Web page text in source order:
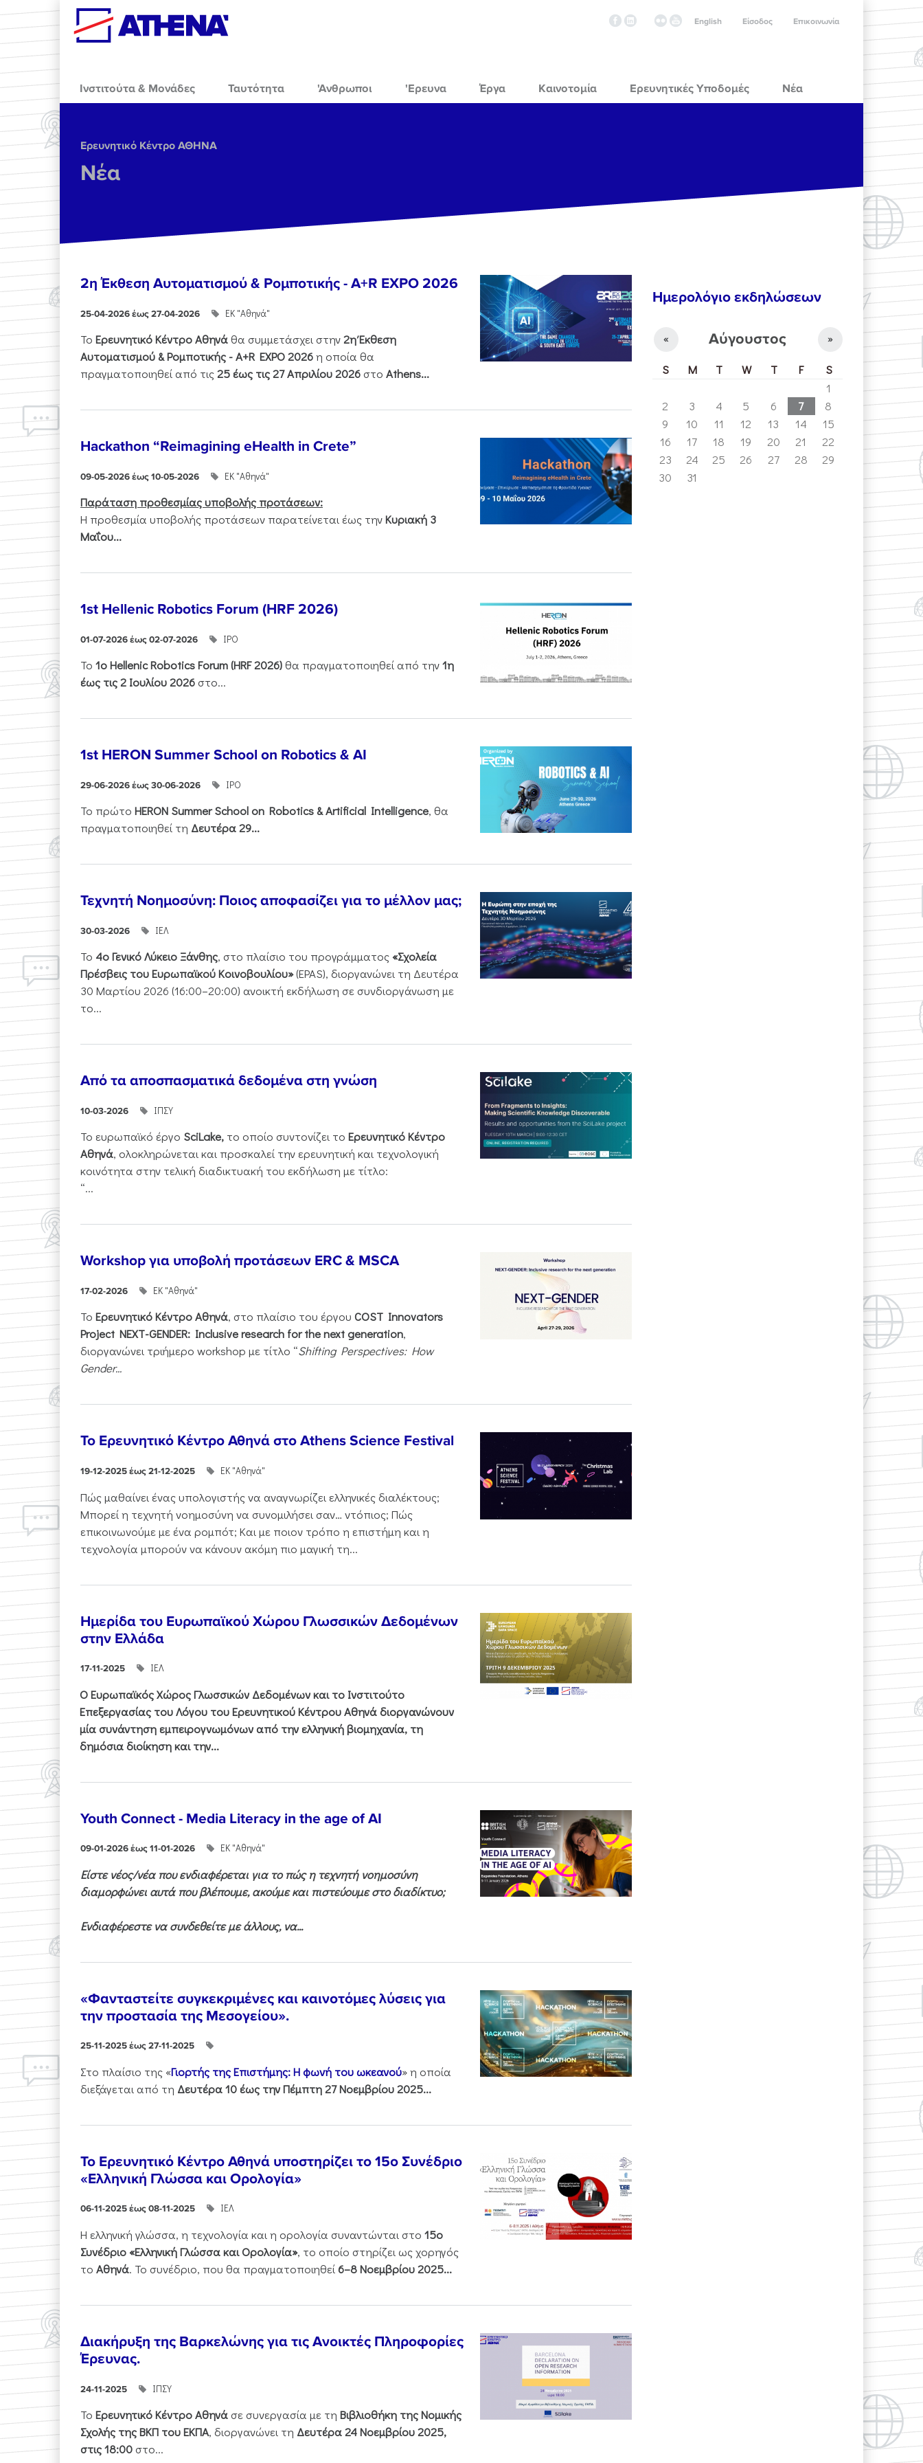
Skip to main content
Επικοινωνία
Είσοδος
English
Ινστιτούτα & Μονάδες Ταυτότητα 'Ανθρωποι 'Ερευνα Έργα Καινοτομία Ερευνητικές Υποδομές Νέα
Ερευνητικό Κέντρο ΑΘΗΝΑ
Νέα
2η Έκθεση Αυτοματισμού & Ρομποτικής - A+R EXPO 2026
25-04-2026 έως 27-04-2026 ΕΚ "Αθηνά"
Το Ερευνητικό Κέντρο Αθηνάθα συμμετάσχει στην2η Έκθεση
Αυτοματισμού & Ρομποτικής - Α+R EXPO 2026η οποία θα
πραγματοποιηθεί από τις25 έως τις 27 Απριλίου 2026 στο Athens...
Hackathon “Reimagining eHealth in Crete”
09-05-2026 έως 10-05-2026 ΕΚ "Αθηνά"
Παράταση προθεσμίας υποβολής προτάσεων:
Η προθεσμία υποβολής προτάσεων παρατείνεται έως τηνΚυριακή 3
Μαΐου...
1st Hellenic Robotics Forum (HRF 2026)
01-07-2026 έως 02-07-2026 ΙΡΟ
Το 1οHellenicRoboticsForum(HRF2026)θα πραγματοποιηθεί από την1η
έως τις 2 Ιουλίου 2026 στο...
1st HERON Summer School on Robotics & AI
29-06-2026 έως 30-06-2026 ΙΡΟ
Το πρώτο HERON SummerSchoolon Robotics &Artificial Intelligence, θα
πραγματοποιηθεί τη Δευτέρα 29...
Τεχνητή Νοημοσύνη: Ποιος αποφασίζει για το μέλλον μας;
30-03-2026 ΙΕΛ
Το 4ο Γενικό Λύκειο Ξάνθης, στο πλαίσιο του προγράμματος«Σχολεία
Πρέσβεις του Ευρωπαϊκού Κοινοβουλίου»(EPAS), διοργανώνει τη Δευτέρα
30 Μαρτίου 2026 (16:00–20:00) ανοικτή εκδήλωση σε συνδιοργάνωση με
το...
Από τα αποσπασματικά δεδομένα στη γνώση
10-03-2026 ΙΠΣΥ
Το ευρωπαϊκό έργο SciLake, το οποίο συντονίζει το Ερευνητικό Κέντρο
Αθηνά, ολοκληρώνεται και προσκαλεί την ερευνητική και τεχνολογική
κοινότητα στην τελική διαδικτυακή του εκδήλωση με τίτλο:
“...
Workshop για υποβολή προτάσεων ERC & MSCA
17-02-2026 ΕΚ "Αθηνά"
Το Ερευνητικό Κέντρο Αθηνά, στο πλαίσιο του έργου COST Innovators
Project NEXT-GENDER: Inclusive research for the next generation,
διοργανώνει τριήμερο workshop με τίτλο “Shifting Perspectives: How
Gender...
Το Ερευνητικό Κέντρο Αθηνά στο Athens Science Festival
19-12-2025 έως 21-12-2025 ΕΚ "Αθηνά"
Πώς μαθαίνει ένας υπολογιστής να αναγνωρίζει ελληνικές διαλέκτους;
Μπορεί η τεχνητή νοημοσύνη να συνομιλήσει σαν… ντόπιος; Πώς
επικοινωνούμε με ένα ρομπότ; Και με ποιον τρόπο η επιστήμη και η
τεχνολογία μπορούν να κάνουν ακόμη πιο μαγική τη...
Ημερίδα του Ευρωπαϊκού Χώρου Γλωσσικών Δεδομένων
στην Ελλάδα
17-11-2025 ΙΕΛ
Ο Ευρωπαϊκός Χώρος Γλωσσικών Δεδομένων και το Ινστιτούτο
Επεξεργασίας του Λόγου του Ερευνητικού Κέντρου Αθηνά διοργανώνουν
μία συνάντηση εμπειρογνωμόνων από την ελληνική βιομηχανία, τη
δημόσια διοίκηση και την...
Youth Connect - Media Literacy in the age of AI
09-01-2026 έως 11-01-2026 ΕΚ "Αθηνά"
Είστε νέος/νέα που ενδιαφέρεται για το πώς η τεχνητή νοημοσύνη
διαμορφώνει αυτά που βλέπουμε, ακούμε και πιστεύουμε στο διαδίκτυο;
Ενδιαφέρεστε να συνδεθείτε με άλλους, να...
«Φανταστείτε συγκεκριμένες και καινοτόμες λύσεις για
την προστασία της Μεσογείου».
25-11-2025 έως 27-11-2025
Στo πλαίσιo της «Γιορτής της Επιστήμης: Η φωνή του ωκεανού» η οποία
διεξάγεται από τη Δευτέρα 10 έως την Πέμπτη 27 Νοεμβρίου 2025...
Το Ερευνητικό Κέντρο Αθηνά υποστηρίζει το 15ο Συνέδριο
«Ελληνική Γλώσσα και Ορολογία»
06-11-2025 έως 08-11-2025 ΙΕΛ
Η ελληνική γλώσσα, η τεχνολογία και η ορολογία συναντώνται στο 15ο
Συνέδριο «Ελληνική Γλώσσα και Ορολογία», το οποίο στηρίζει ως χορηγός
το Αθηνά. Το συνέδριο, που θα πραγματοποιηθεί 6–8 Νοεμβρίου 2025...
Διακήρυξη της Βαρκελώνης για τις Ανοικτές Πληροφορίες
Έρευνας.
24-11-2025 ΙΠΣΥ
Το Ερευνητικό Κέντρο Αθηνά σε συνεργασία με τη Βιβλιοθήκη της Νομικής
Σχολής της ΒΚΠ του ΕΚΠΑ, διοργανώνει τη Δευτέρα 24 Νοεμβρίου 2025,
στις 18:00 στο...
Ημερολόγιο εκδηλώσεων
Αύγουστος
« »
S M T W T F
S
1
2
3 4 5 6 7
8
9
10 11 12 13 14
15
16
17 18 19 20 21
22
23
24 25 26 27 28
29
30
31